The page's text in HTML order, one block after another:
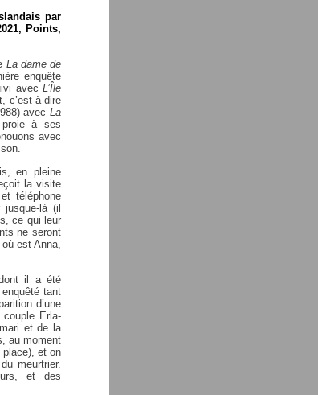
par
Points,
La dame de
enquête
avecL’Île
c’est-à-dire
avec La
proie à ses
avec
en pleine
la visite
téléphone
là (il
ce qui leur
ne seront
est Anna,
il a été
tant
d’une
Erla-
et de la
au moment
et on
meurtrier.
et des